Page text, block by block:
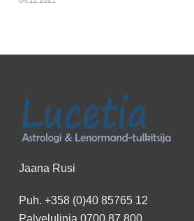
Jaana Rusi
Puh. +358 (0)40 85765 12